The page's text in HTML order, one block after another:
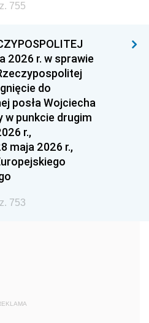
1994
1991
1985
1979
755
2026 r. w sprawie
do
posła Wojciecha
w punkcie drugim
r.,
maja 2026 r.,
753